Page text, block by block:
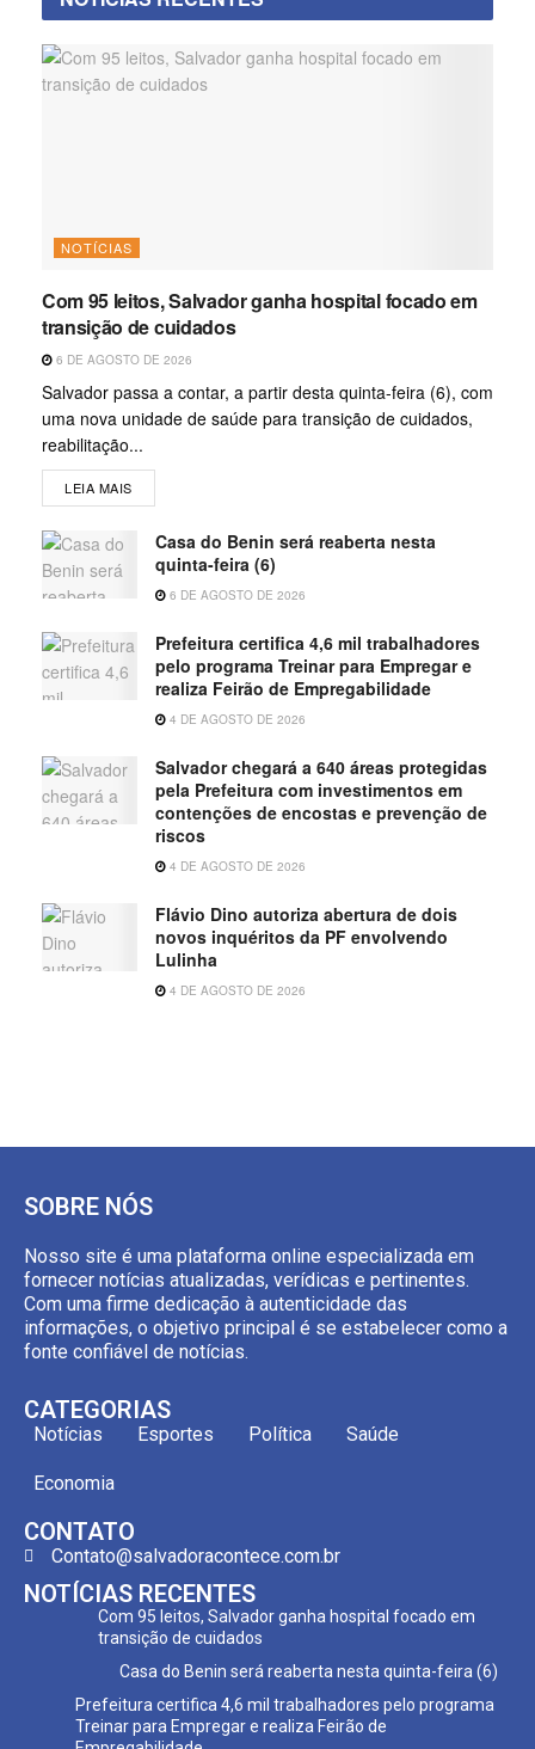
NOTÍCIAS
Com 95 leitos, Salvador ganha hospital focado em
transição de cuidados
6 DE AGOSTO DE 2026
Salvador passa a contar, a partir desta quinta-feira (6), com
uma nova unidade de saúde para transição de cuidados,
reabilitação...
LEIA MAIS
Casa do Benin será reaberta nesta
quinta-feira (6)
6 DE AGOSTO DE 2026
Prefeitura certifica 4,6 mil trabalhadores
pelo programa Treinar para Empregar e
realiza Feirão de Empregabilidade
4 DE AGOSTO DE 2026
Salvador chegará a 640 áreas protegidas
pela Prefeitura com investimentos em
contenções de encostas e prevenção de
riscos
4 DE AGOSTO DE 2026
Flávio Dino autoriza abertura de dois
novos inquéritos da PF envolvendo
Lulinha
4 DE AGOSTO DE 2026
SOBRE NÓS
Nosso site é uma plataforma online especializada em
fornecer notícias atualizadas, verídicas e pertinentes.
Com uma firme dedicação à autenticidade das
informações, o objetivo principal é se estabelecer como a
fonte confiável de notícias.
CATEGORIAS
Notícias Esportes Política Saúde
Economia
CONTATO
Contato@salvadoracontece.com.br
NOTÍCIAS RECENTES
Com 95 leitos, Salvador ganha hospital focado em
transição de cuidados
Casa do Benin será reaberta nesta quinta-feira (6)
Prefeitura certifica 4,6 mil trabalhadores pelo programa
Treinar para Empregar e realiza Feirão de